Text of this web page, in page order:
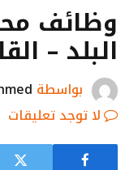
وظائف
البلد –
بواسطة
لا توجد تعليقات